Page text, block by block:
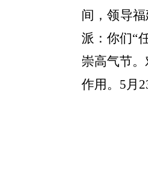
间，领导
派：你们“
崇高气节
作用。 5月